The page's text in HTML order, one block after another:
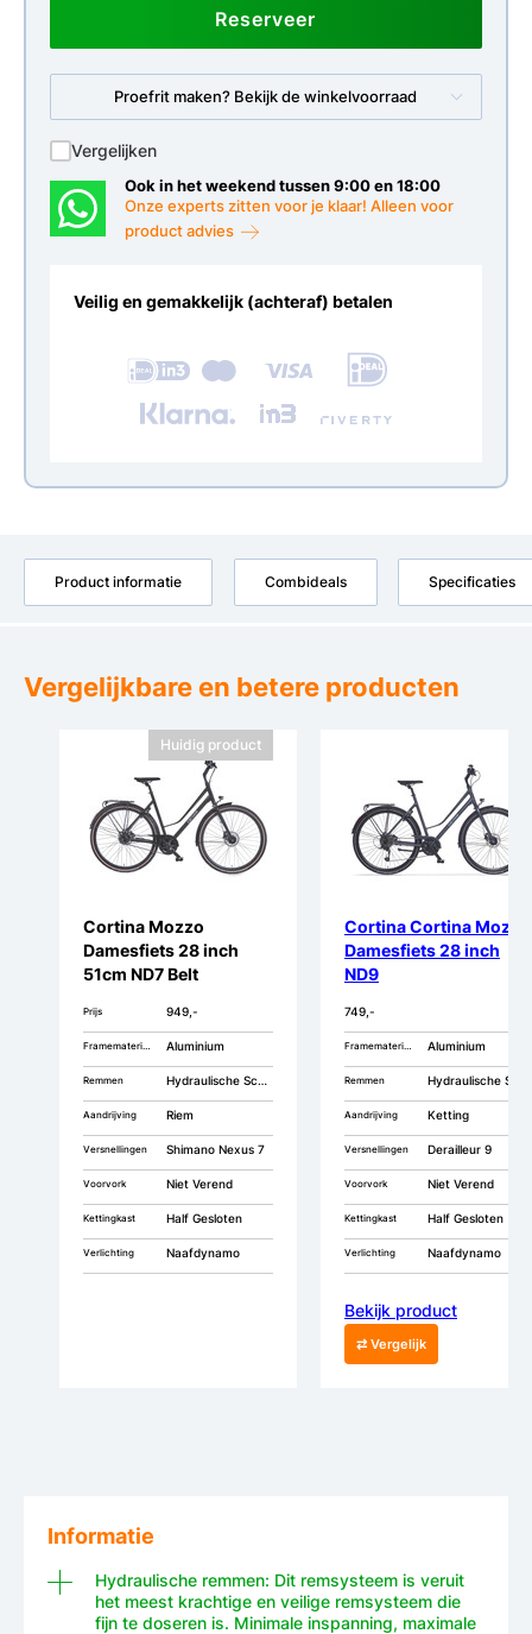
Reserveer
Proefrit maken? Bekijk de winkelvoorraad
Vergelijken
Ook in het weekend tussen 9:00 en 18:00
Onze experts zitten voor je klaar! Alleen voor
product advies
Veilig en gemakkelijk (achteraf) betalen
Product informatie Combideals Specificaties
Vergelijkbare en betere producten
Huidig product
Cortina Mozzo
Damesfiets 28 inch
51cm ND7 Belt
Prijs 949,-
Aluminium
Remmen Hydraulische Schijfremmen
Aandrijving Riem
Versnellingen Shimano Nexus 7
Voorvork Niet Verend
Kettingkast Half Gesloten
Verlichting Naafdynamo
Cortina Cortina Mozzo
Damesfiets 28 inch
ND9
749,-
Aluminium
Remmen Hydraulische Schijfremmen
Aandrijving Ketting
Versnellingen Derailleur 9
Voorvork Niet Verend
Kettingkast Half Gesloten
Verlichting Naafdynamo
Bekijk product
⇄ Vergelijk
Informatie
Hydraulische remmen: Dit remsysteem is veruit
het meest krachtige en veilige remsysteem die
fijn te doseren is. Minimale inspanning, maximale